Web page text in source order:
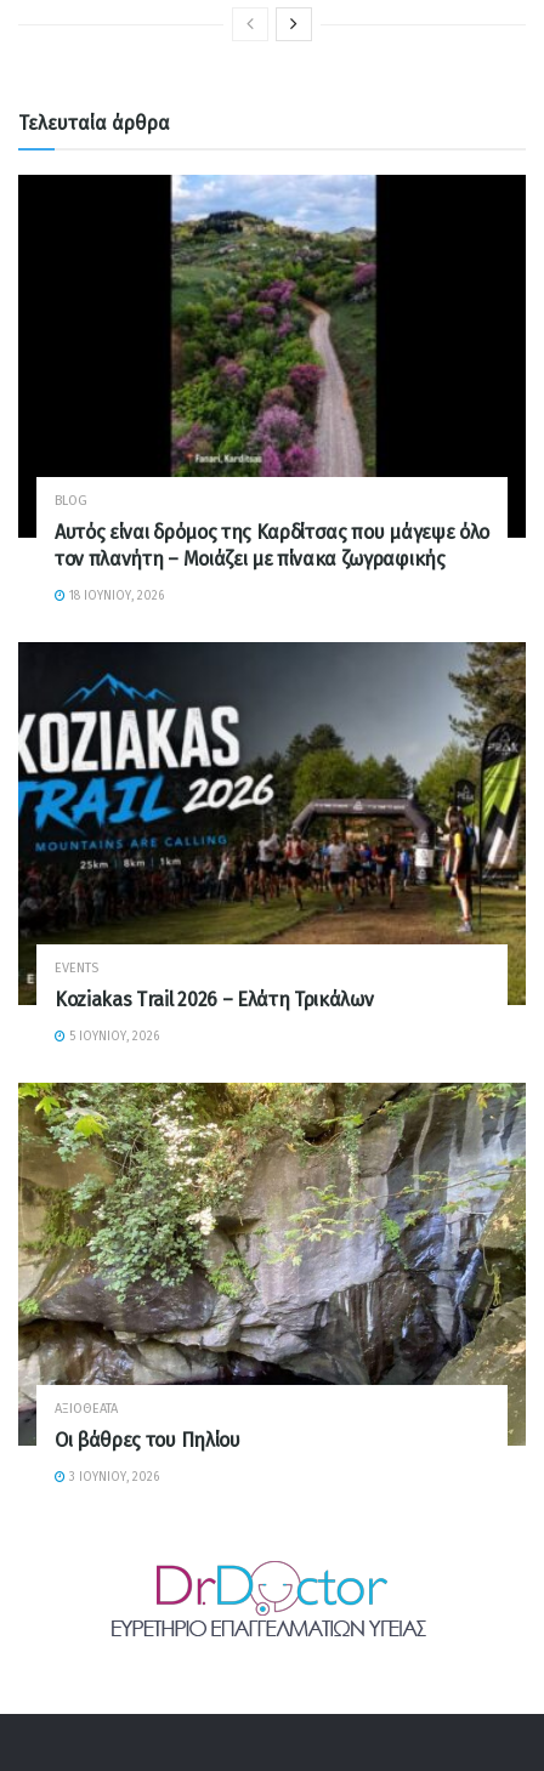
Τελευταία άρθρα
BLOG
Αυτός είναι δρόμος της Καρδίτσας που μάγεψε όλο
τον πλανήτη – Μοιάζει με πίνακα ζωγραφικής
18 ΙΟΥΝΊΟΥ, 2026
EVENTS
Koziakas Trail 2026 – Ελάτη Τρικάλων
5 ΙΟΥΝΊΟΥ, 2026
ΑΞΙΟΘΈΑΤΑ
Οι βάθρες του Πηλίου
3 ΙΟΥΝΊΟΥ, 2026